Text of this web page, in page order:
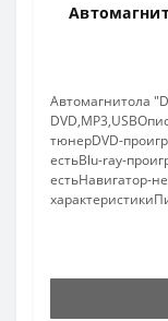
Автомагнитола
тюнерDVD-
естьBlu-ray-
естьНавигатор-